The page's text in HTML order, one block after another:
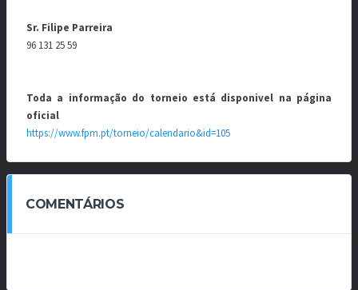
Sr. Filipe Parreira
96 131 25 59
Toda a informação do torneio está disponivel na página
oficial
https://www.fpm.pt/torneio/calendario&id=105
COMENTÁRIOS